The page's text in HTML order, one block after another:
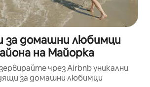
за домашни любимци
на Майорка
чрез Airbnb уникални
за домашни любимци